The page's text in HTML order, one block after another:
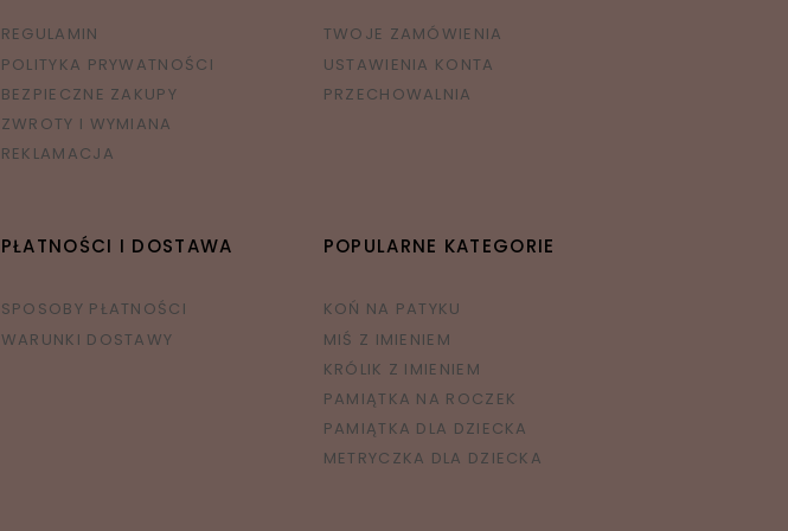
REGULAMIN
POLITYKA PRYWATNOŚCI
BEZPIECZNE ZAKUPY
ZWROTY I WYMIANA
REKLAMACJA
TWOJE ZAMÓWIENIA
USTAWIENIA KONTA
PRZECHOWALNIA
PŁATNOŚCI I DOSTAWA
SPOSOBY PŁATNOŚCI
WARUNKI DOSTAWY
POPULARNE KATEGORIE
KOŃ NA PATYKU
MIŚ Z IMIENIEM
KRÓLIK Z IMIENIEM
PAMIĄTKA NA ROCZEK
PAMIĄTKA DLA DZIECKA
METRYCZKA DLA DZIECKA